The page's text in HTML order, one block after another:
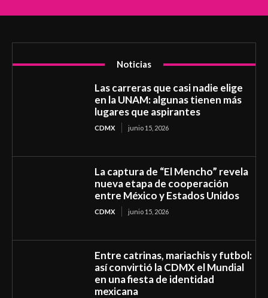
Noticias
Las carreras que casi nadie elige
en la UNAM: algunas tienen más
lugares que aspirantes
CDMX junio 15, 2026
La captura de “El Mencho” revela
nueva etapa de cooperación
entre México y Estados Unidos
CDMX junio 15, 2026
Entre catrinas, mariachis y futbol:
así convirtió la CDMX el Mundial
en una fiesta de identidad
mexicana